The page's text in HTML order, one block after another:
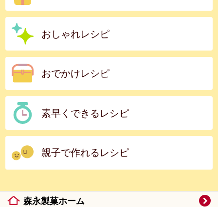
おしゃれレシピ
おでかけレシピ
素早くできるレシピ
親子で作れるレシピ
森永製菓ホーム